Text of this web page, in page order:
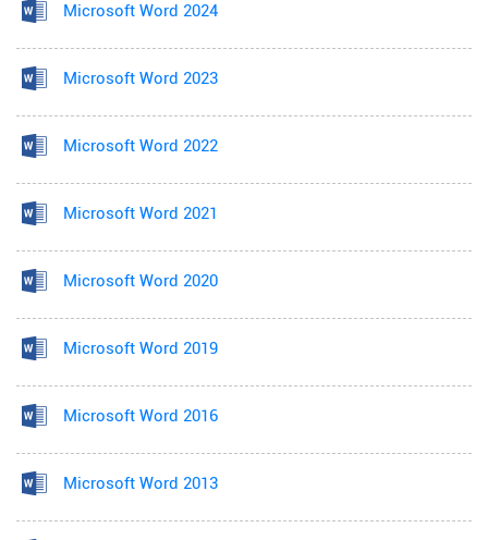
Microsoft Word 2024
Microsoft Word 2023
Microsoft Word 2022
Microsoft Word 2021
Microsoft Word 2020
Microsoft Word 2019
Microsoft Word 2016
Microsoft Word 2013